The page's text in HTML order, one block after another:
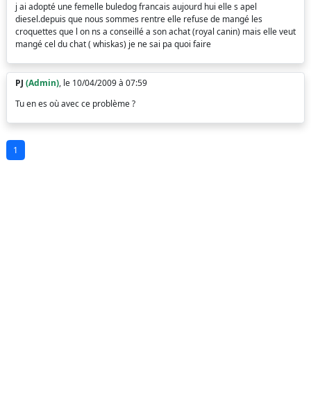
j ai adopté une femelle buledog francais aujourd hui elle s apel
diesel.depuis que nous sommes rentre elle refuse de mangé les
croquettes que l on ns a conseillé a son achat (royal canin) mais elle veut
mangé cel du chat ( whiskas) je ne sai pa quoi faire
PJ (Admin), le 10/04/2009 à 07:59
Tu en es où avec ce problème ?
1